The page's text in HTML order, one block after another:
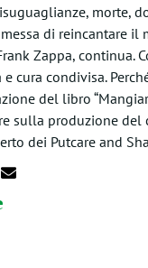
morte,
di reincantare il
Zappa, continua.
cura condivisa.
del libro
sulla produzione
dei Putcare and